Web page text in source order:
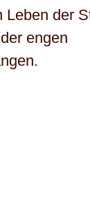
Leben der
engen